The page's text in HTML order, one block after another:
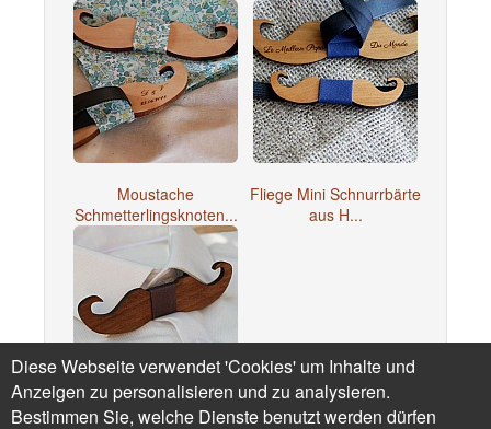
Moustache
Schmetterlingsknoten...
Fliege Mini Schnurrbärte
aus H...
Schmetterlingsknoten
Diese Webseite verwendet 'Cookies' um Inhalte und
Anzeigen zu personalisieren und zu analysieren.
Bestimmen Sie, welche Dienste benutzt werden dürfen